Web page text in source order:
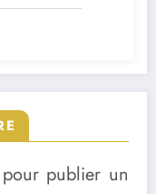
pour publier un